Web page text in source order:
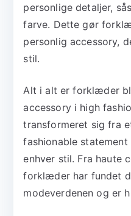
personlige detaljer,
farve. Dette gør
personlig accessory,
stil.
Alt i alt er forklæder
accessory i high
transformeret sig fra
fashionable
enhver stil. Fra haute
forklæder har fundet
modeverdenen og er